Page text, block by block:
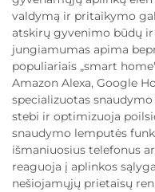
valdymą ir pritaikymo
atskirų gyvenimo būdų
jungiamumas apima
populiariais „smart
Amazon Alexa, Google
specializuotas
stebi ir optimizuoja
snaudymo lemputės
išmaniuosius telefonus
reaguoja į aplinkos
nešiojamųjų prietaisų